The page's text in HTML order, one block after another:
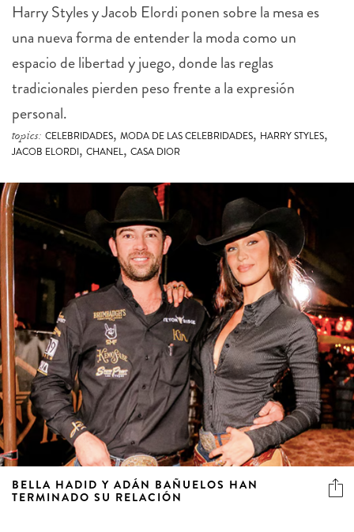
Harry Styles y Jacob Elordi ponen sobre la mesa es
una nueva forma de entender la moda como un
espacio de libertad y juego, donde las reglas
tradicionales pierden peso frente a la expresión
personal.
topics: CELEBRIDADES, MODA DE LAS CELEBRIDADES, HARRY STYLES,
JACOB ELORDI, CHANEL, CASA DIOR
BELLA HADID Y ADÁN BAÑUELOS HAN
TERMINADO SU RELACIÓN